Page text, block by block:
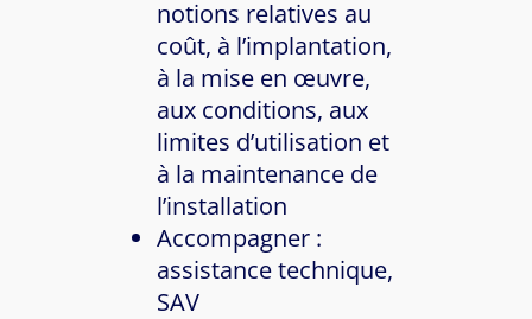
notions relatives au
coût, à l’implantation,
à la mise en œuvre,
aux conditions, aux
limites d’utilisation et
à la maintenance de
l’installation
Accompagner :
assistance technique,
SAV